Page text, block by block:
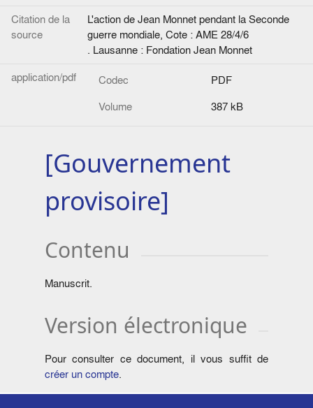
Citation de la
source
L'action de Jean Monnet pendant la Seconde
guerre mondiale, Cote : AME 28/4/6
. Lausanne : Fondation Jean Monnet
application/pdf
Codec
PDF
Volume
387 kB
[Gouvernement
provisoire]
Contenu
Manuscrit.
Version électronique
Pour consulter ce document, il vous suffit de
créer un compte.